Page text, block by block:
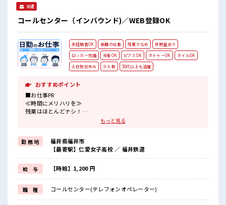
ヘアカラーもOKなのはウレシイPoint☆ 休憩室完備でランチ
や休憩も充実しそう♪
派遣
コールセンター（インバウンド)／WEB登録OK
未経験者OK 長期の仕事 残業少なめ
休憩室あり
ロッカー完備
染髪OK ピアスOK タトゥーOK
ネイルOK
土日祝日休み
少人数 50代以上も活躍
おすすめポイント
■お仕事PR
≪時間にメリハリを≫
残業はほとんどナシ！
場合によってはお願いすることもあります♪
週末は家族や友人と一緒にプライベート満喫！
≪ヘアカラーOKで自由な雰囲気の職場≫
明るすぎたり奇抜でなければ基本的に自由！
(規定有)≪未経験でも活躍できる≫
新しいことにチャレンジするのは不安だけど、
しっかり働く環境が整っています！
イチからスキルUP・ステップUP目指していきましょう！
≪自分に合った期間で働ける≫
福利厚生が整った派遣のお仕事です！
もっと見る
勤 務 地
福井県福井市
【最寄駅】仁愛女子高校 ／ 福井鉄道
給 与 【時給】1,200 円
職 種 コールセンター(テレフォンオペレーター)